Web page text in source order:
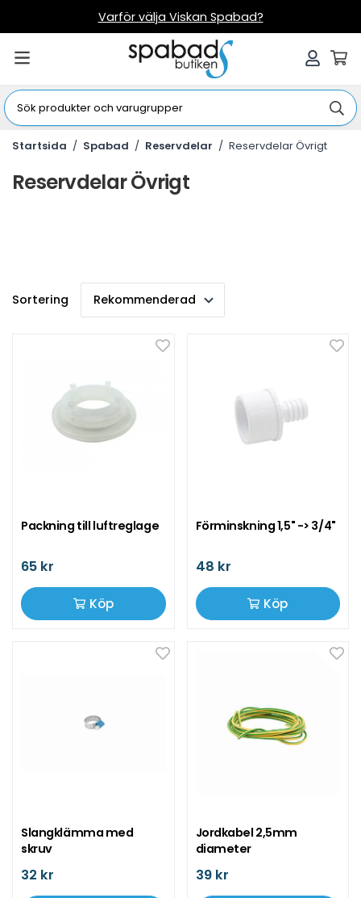
Varför välja Viskan Spabad?
Startsida / Spabad / Reservdelar / Reservdelar Övrigt
Reservdelar Övrigt
Sortering
Packning till luftreglage
65 kr
Köp
Förminskning 1,5" -> 3/4"
48 kr
Köp
Slangklämma med
skruv
32 kr
Jordkabel 2,5mm
diameter
39 kr